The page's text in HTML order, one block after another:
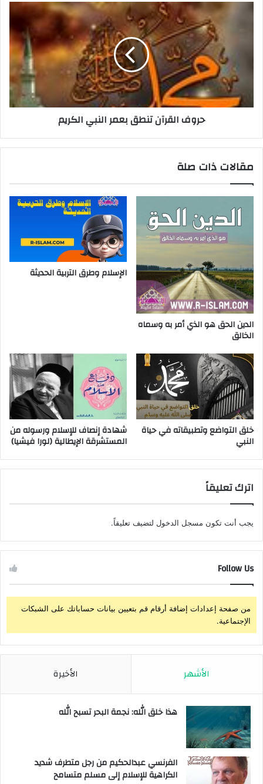
حروف القرآن تنطق بعمر النبي الكريم
مقالات ذات صلة
الدين الحق هو الذي أمر به وسماه
الخالق
الإسلام وطرق التربية الحديثة
خلق التواضع وتطبيقاته في حياة
النبي
شهادة إنصاف للإسلام ورسوله من
المستشرقة الإيطالية (لورا فيشيا)
اترك تعليقاً
يجب أنت تكون مسجل الدخول لتضيف تعليقاً.
Follow Us
من صفحة إعدادات إضافة أرقام قم بتعيين بيانات حساباتك على الشبكات
الإجتماعية.
الأشهر الأخيرة
هذا خلق الله: نجمة البحر تسبح الله
الفرنسي عبدالحكيم من رجل متطرف شديد
الكراهية للإسلام إلى مسلم متسامح